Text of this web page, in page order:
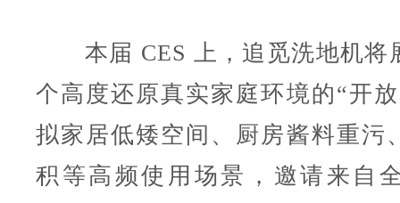
本届 CES 上，追觅洗地机将
个高度还原真实家庭环境的“开
拟家居低矮空间、厨房酱料重污
积等高频使用场景，邀请来自